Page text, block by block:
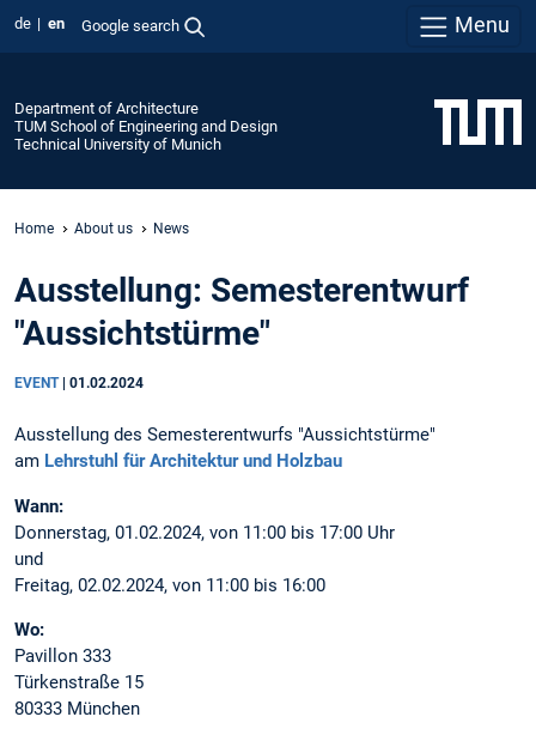
de en Google search Menu
Department of Architecture
TUM School of Engineering and Design
Technical University of Munich
Home About us News
Ausstellung: Semesterentwurf
"Aussichtstürme"
EVENT 01.02.2024
Ausstellung des Semesterentwurfs "Aussichtstürme"
am Lehrstuhl für Architektur und Holzbau
Wann:
Donnerstag, 01.02.2024, von 11:00 bis 17:00 Uhr
und
Freitag, 02.02.2024, von 11:00 bis 16:00
Wo:
Pavillon 333
Türkenstraße 15
80333 München